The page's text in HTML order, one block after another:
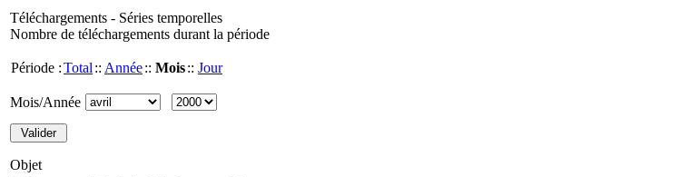
Téléchargements - Séries temporelles
Nombre de téléchargements durant la période
Période :Total :: Année:: Mois:: Jour
Mois/Année
Objet